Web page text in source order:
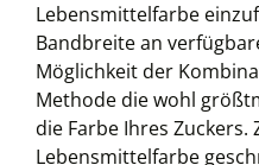
Lebensmittelfarbe
Bandbreite an
Möglichkeit der
Methode die wohl
die Farbe Ihres Zuckers.
Lebensmittelfarbe